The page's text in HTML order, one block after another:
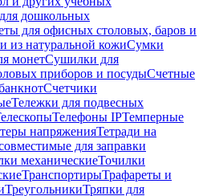
дошкольных
для офисных столовых, баров и
из натуральной кожиСумки
монетСушилки для
приборов и посудыСчетные
Счетчики
Тележки для подвесных
Телефоны IPТемперные
напряженияТетради на
для заправки
механическиеТочилки
ТранспортирыТрафареты и
ТреугольникиТряпки для